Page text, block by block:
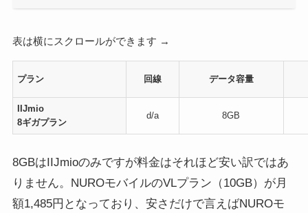
表は横にスクロールができます →
プラン 回線 データ容量
IIJmio
8ギガプラン
d/a 8GB
8GBはIIJmioのみですが料金はそれほど安い訳ではあ
りません。NUROモバイルのVLプラン（10GB）が月
額1,485円となっており、安さだけで言えばNUROモ